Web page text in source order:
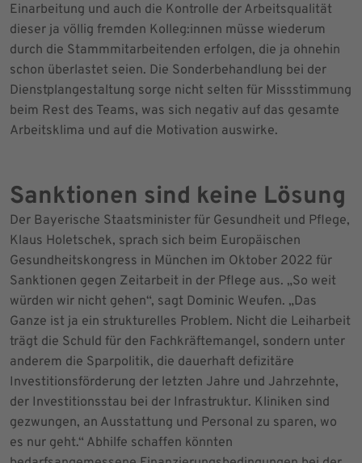
Einarbeitung und auch die Kontrolle der Arbeitsqualität
dieser ja völlig fremden Kolleg:innen müsse wiederum
durch die Stammmitarbeitenden erfolgen, die ja ohnehin
schon überlastet seien. Die Sonderbehandlung bei der
Dienstplangestaltung sorge nicht selten für Missstimmung
beim Rest des Teams, was sich negativ auf das gesamte
Arbeitsklima und auf die Motivation auswirke.
Sanktionen sind keine Lösung
Der Bayerische Staatsminister für Gesundheit und Pflege,
Klaus Holetschek, sprach sich beim Europäischen
Gesundheitskongress in München im Oktober 2022 für
Sanktionen gegen Zeitarbeit in der Pflege aus. „So weit
würden wir nicht gehen“, sagt Dominic Weufen. „Das
Ganze ist ja ein strukturelles Problem. Nicht die Leiharbeit
trägt die Schuld für den Fachkräftemangel, sondern unter
anderem die Sparpolitik, die dauerhaft defizitäre
Investitionsförderung der letzten Jahre und Jahrzehnte,
der Investitionsstau bei der Infrastruktur. Kliniken sind
gezwungen, an Ausstattung und Personal zu sparen, wo
es nur geht.“ Abhilfe schaffen könnten